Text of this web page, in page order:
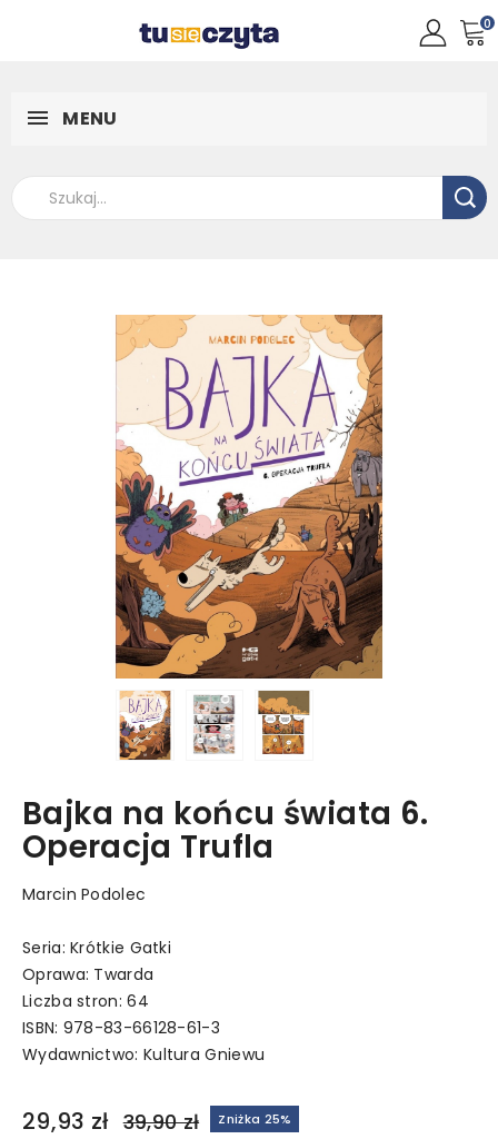
0
MENU
Bajka na końcu świata 6.
Operacja Trufla
Marcin Podolec
Seria: Krótkie Gatki
Oprawa: Twarda
Liczba stron: 64
ISBN: 978-83-66128-61-3
Wydawnictwo: Kultura Gniewu
29,93 zł 39,90 zł Zniżka 25%